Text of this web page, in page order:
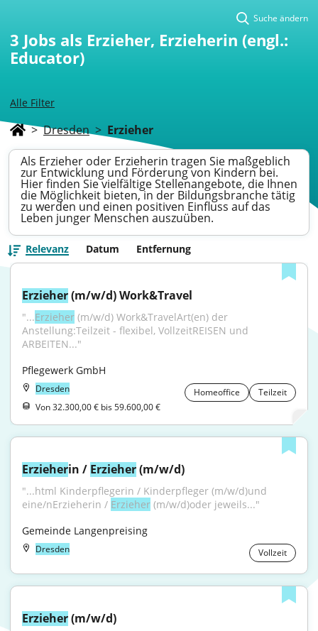
Alle Filter
Suche ändern
3 Jobs als Erzieher, Erzieherin (engl.:
Educator)
> Dresden > Erzieher
Als Erzieher oder Erzieherin tragen Sie maßgeblich
zur Entwicklung und Förderung von Kindern bei.
Hier finden Sie vielfältige Stellenangebote, die Ihnen
die Möglichkeit bieten, in der Bildungsbranche tätig
zu werden und einen positiven Einfluss auf das
Leben junger Menschen auszuüben.
Relevanz Datum Entfernung
Erzieher (m/w/d) Work&Travel
"...Erzieher (m/w/d) Work&TravelArt(en) der
Anstellung:Teilzeit - flexibel, VollzeitREISEN und
ARBEITEN..."
Pflegewerk GmbH
Dresden Homeoffice
Teilzeit
Von 32.300,00 € bis 59.600,00 €
Erzieherin / Erzieher (m/w/d)
"...html Kinderpflegerin / Kinderpfleger (m/w/d)und
eine/nErzieherin / Erzieher (m/w/d)oder jeweils..."
Gemeinde Langenpreising
Dresden Vollzeit
Erzieher (m/w/d)